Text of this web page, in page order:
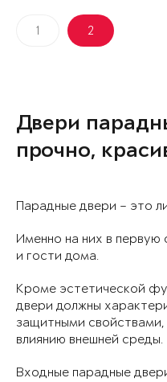
1 2
Двери
прочно,
Парадные двери – это
Именно на них в
и гости дома.
Кроме эстетической
двери должны
защитными
влиянию внешней среды.
Входные парадные